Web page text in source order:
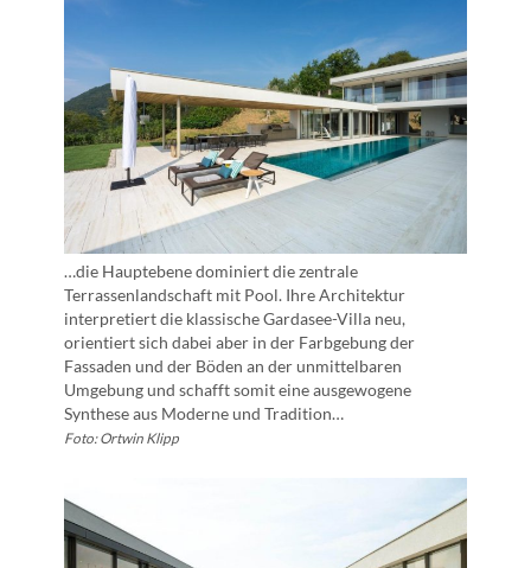
…die Hauptebene dominiert die zentrale
Terrassenlandschaft mit Pool. Ihre Architektur
interpretiert die klassische Gardasee-Villa neu,
orientiert sich dabei aber in der Farbgebung der
Fassaden und der Böden an der unmittelbaren
Umgebung und schafft somit eine ausgewogene
Synthese aus Moderne und Tradition…
Foto: Ortwin Klipp